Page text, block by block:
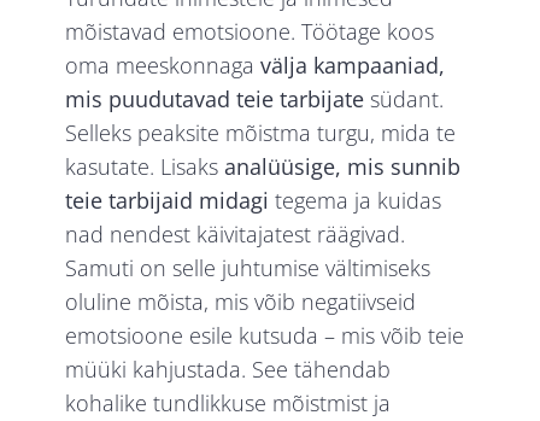
mõistavad emotsioone. Töötage koos
oma meeskonnagavälja kampaaniad,
mis puudutavad teie tarbijate südant.
Selleks peaksite mõistma turgu, mida te
kasutate. Lisaksanalüüsige, mis sunnib
teie tarbijaid midagitegema ja kuidas
nad nendest käivitajatest räägivad.
Samuti on selle juhtumise vältimiseks
oluline mõista, mis võib negatiivseid
emotsioone esile kutsuda – mis võib teie
müüki kahjustada. See tähendab
kohalike tundlikkuse mõistmist ja